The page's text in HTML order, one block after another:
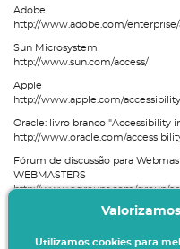
Adobe
http://www.adobe.com/
Sun Microsystem
http://www.sun.com/access/
Apple
http://www.apple.com/
Oracle: livro branco "Accessibility
http://www.oracle.com/
Fórum de discussão para
WEBMASTERS
http://www.egroups.com/group/
Web@x - Benchmarking da
Utilizamos cookies para